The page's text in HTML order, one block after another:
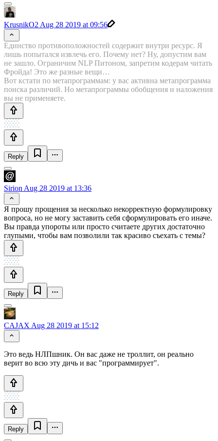
KrusnikO2 Aug 28 2019 at 09:56
Единство противоположностей содержит внутри ресурс. Я
лишь попытался извлечь его. Почему нет? Ну, допустим вам
не зашло. Ограничим NLP Питоном, запретим кодерам читать
Фройда! Это же разные вещи…
Вот кстати по метапрограммам: у вас активна метапрограмма
поиска различий. Но метапрограммы обобщения и наложения
вы не применяете.
Reply
Sirion Aug 28 2019 at 13:36
Я прошу прощения за несколько некорректную формулировку
вопроса, но не могу заставить себя сформулировать его иначе.
Вы правда упороты или просто считаете других достаточно
глупыми, чтобы вам позволили так красиво съехать с темы?
Reply
CAJAX Aug 28 2019 at 15:12
Это ведь НЛПшник. Он вас даже не троллит, он реально
верит во всю эту дичь и вас "программирует".
Reply